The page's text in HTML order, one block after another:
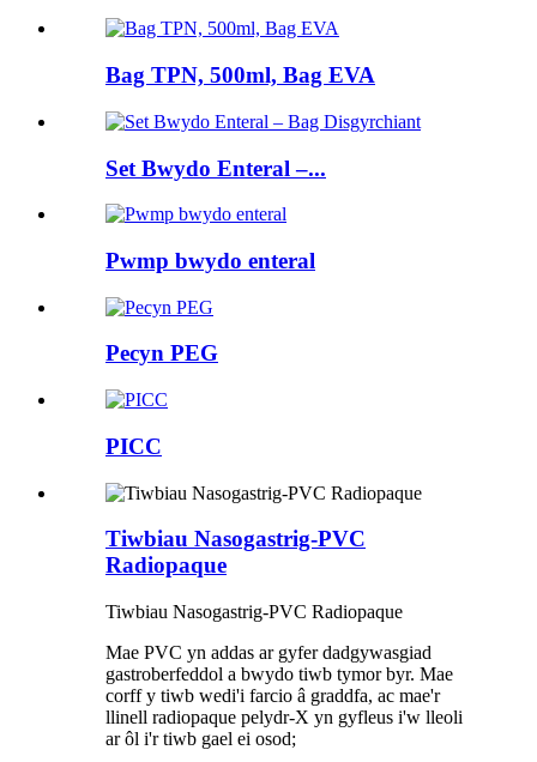
Bag TPN, 500ml, Bag EVA
Set Bwydo Enteral –...
Pwmp bwydo enteral
Pecyn PEG
PICC
Tiwbiau Nasogastrig-PVC
Radiopaque
Tiwbiau Nasogastrig-PVC Radiopaque
Mae PVC yn addas ar gyfer dadgywasgiad
gastroberfeddol a bwydo tiwb tymor byr. Mae
corff y tiwb wedi'i farcio â graddfa, ac mae'r
llinell radiopaque pelydr-X yn gyfleus i'w lleoli
ar ôl i'r tiwb gael ei osod;